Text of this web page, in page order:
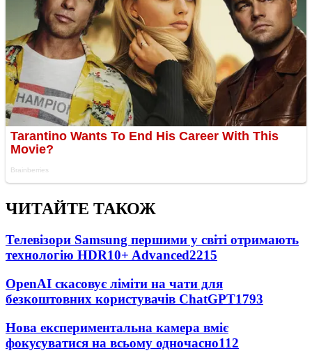
ЧИТАЙТЕ ТАКОЖ
Телевізори Samsung першими у світі отримають
технологію HDR10+ Advanced2215
OpenAI скасовує ліміти на чати для
безкоштовних користувачів ChatGPT1793
Нова експериментальна камера вміє
фокусуватися на всьому одночасно112